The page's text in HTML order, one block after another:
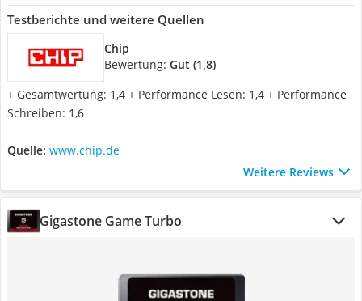
Testberichte und weitere Quellen
Chip
Bewertung: Gut (1,8)
+ Gesamtwertung: 1,4 + Performance Lesen: 1,4 + Performance
Schreiben: 1,6
Quelle: www.chip.de
Weitere Reviews
Gigastone Game Turbo